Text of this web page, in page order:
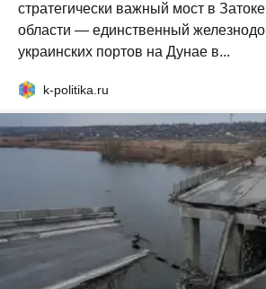
стратегически важный мост в
области — единственный
украинских портов на Дунае в...
k-politika.ru